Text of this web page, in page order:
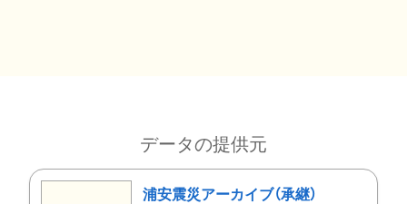
データの提供元
浦安震災アーカイブ（承継）